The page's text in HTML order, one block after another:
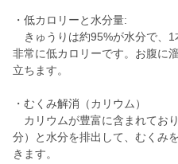
・低カロリーと水分量:
きゅうりは約95%が水分で、1
非常に低カロリーです。お腹に
立ちます。
・むくみ解消（カリウム）
カリウムが豊富に含まれてお
分）と水分を排出して、むくみ
きます。